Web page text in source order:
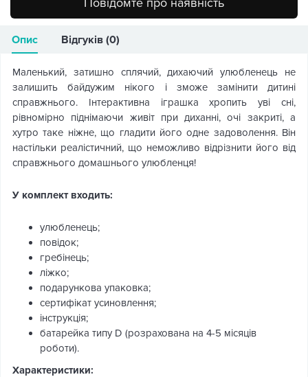
Опис Відгуків (0)
Маленький, затишно сплячий, дихаючий улюбленець не
залишить байдужим нікого і зможе замінити дитині
справжнього. Інтерактивна іграшка хропить уві сні,
рівномірно піднімаючи живіт при диханні, очі закриті, а
хутро таке ніжне, що гладити його одне задоволення. Він
настільки реалістичний, що неможливо відрізнити його від
справжнього домашнього улюбленця!
У комплект входить:
улюбленець;
повідок;
гребінець;
ліжко;
подарункова упаковка;
сертифікат усиновлення;
інструкція;
батарейка типу D (розрахована на 4-5 місяців
роботи).
Характеристики: